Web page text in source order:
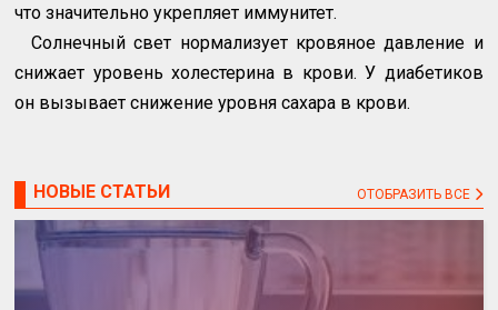
что значительно укрепляет иммунитет.
Солнечный свет нормализует кровяное давление и
снижает уровень холестерина в крови. У диабетиков
он вызывает снижение уровня сахара в крови.
НОВЫЕ СТАТЬИ ОТОБРАЗИТЬ ВСЕ